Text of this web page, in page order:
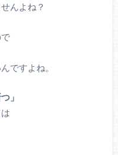
んよね？
ですよね。
」